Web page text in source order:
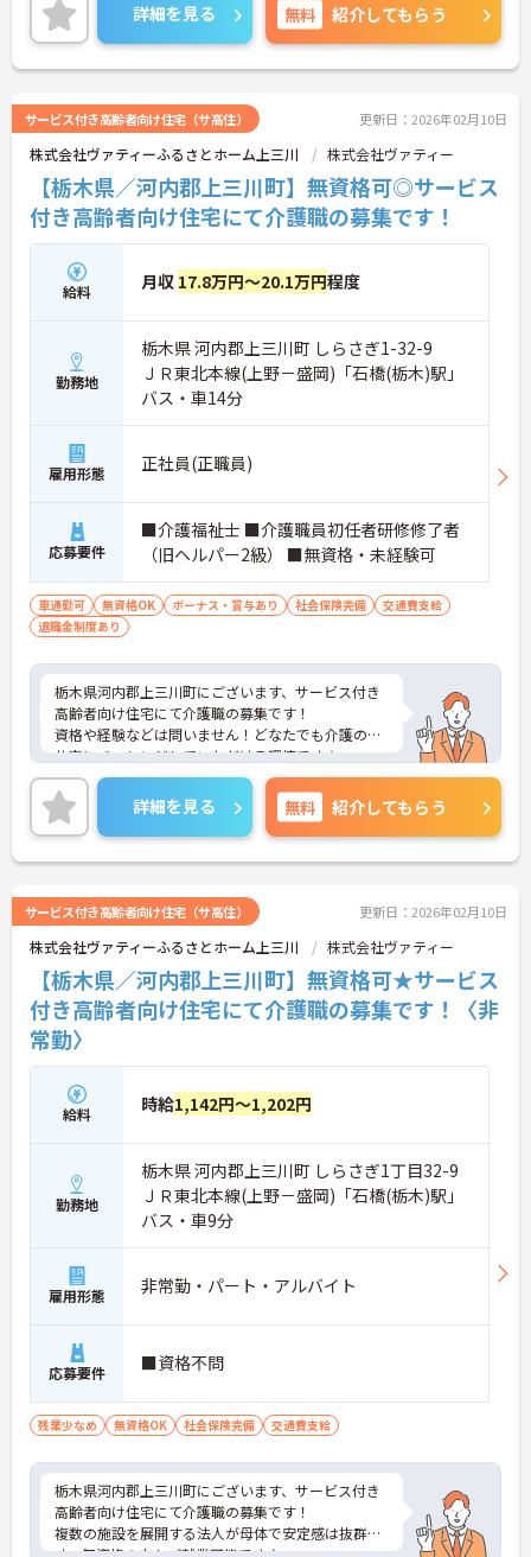
また、マイカー通勤OKなので、日々の通勤も楽々で
す。
細をお話致しますのでお気軽にご相談ください。
詳細を見る 無料 紹介してもらう
サービス付き高齢者向け住宅（サ高住） 更新日：2026年02月10日
株式会社ヴァティーふるさとホーム上三川 株式会社ヴァティー
【栃木県／河内郡上三川町】無資格可◎サービス
付き高齢者向け住宅にて介護職の募集です！
給料 月収 17.8万円～20.1万円程度
勤務地
栃木県 河内郡上三川町 しらさぎ1-32-9
ＪＲ東北本線(上野－盛岡)「石橋(栃木)駅」
バス・車14分
雇用形態 正社員(正職員)
応募要件
■介護福祉士 ■介護職員初任者研修修了者
（旧ヘルパー2級） ■無資格・未経験可
車通勤可 無資格OK ボーナス・賞与あり 社会保険完備
交通費支給
退職金制度あり
栃木県河内郡上三川町にございます、サービス付き
高齢者向け住宅にて介護職の募集です！
資格や経験などは問いません！どなたでも介護のお
仕事にチャレンジしていただける環境です★
賞与・昇給制度あり！頑張りをしっかりと評価して
いるので、モチベーションを保ちやすい環境です◎
ご興味のある方は、マイナビ介護職までお問い合わ
せください。
詳細を見る 無料 紹介してもらう
サービス付き高齢者向け住宅（サ高住） 更新日：2026年02月10日
株式会社ヴァティーふるさとホーム上三川 株式会社ヴァティー
【栃木県／河内郡上三川町】無資格可★サービス
付き高齢者向け住宅にて介護職の募集です！〈非
常勤〉
給料 時給1,142円～1,202円
勤務地
栃木県 河内郡上三川町 しらさぎ1丁目32-9
ＪＲ東北本線(上野－盛岡)「石橋(栃木)駅」
バス・車9分
雇用形態 非常勤・パート・アルバイト
応募要件 ■資格不問
残業少なめ 無資格OK 社会保険完備 交通費支給
栃木県河内郡上三川町にございます、サービス付き
高齢者向け住宅にて介護職の募集です！
複数の施設を展開する法人が母体で安定感は抜群で